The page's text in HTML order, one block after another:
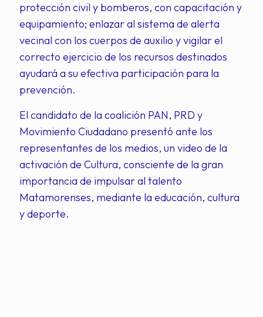
protección civil y bomberos, con capacitación y
equipamiento; enlazar al sistema de alerta
vecinal con los cuerpos de auxilio y vigilar el
correcto ejercicio de los recursos destinados
ayudará a su efectiva participación para la
prevención.
El candidato de la coalición PAN, PRD y
Movimiento Ciudadano presentó ante los
representantes de los medios, un video de la
activación de Cultura, consciente de la gran
importancia de impulsar al talento
Matamorenses, mediante la educación, cultura
y deporte.